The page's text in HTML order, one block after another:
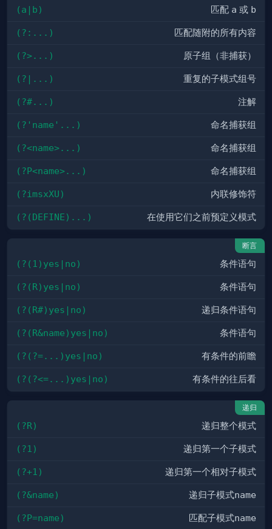
(a|b) 匹配 a 或 b
(?:...) 匹配随附的所有内容
(?>...) 原子组（非捕获）
(?|...) 重复的子模式组号
(?#...) 注解
(?'name'...) 命名捕获组
(?<name>...) 命名捕获组
(?P<name>...) 命名捕获组
(?imsxXU) 内联修饰符
(?(DEFINE)...) 在使用它们之前预定义模式
断言
(?(1)yes|no) 条件语句
(?(R)yes|no) 条件语句
(?(R#)yes|no) 递归条件语句
(?(R&name)yes|no) 条件语句
(?(?=...)yes|no) 有条件的前瞻
(?(?<=...)yes|no) 有条件的往后看
递归
(?R) 递归整个模式
(?1) 递归第一个子模式
(?+1) 递归第一个相对子模式
(?&name) 递归子模式name
(?P=name) 匹配子模式name